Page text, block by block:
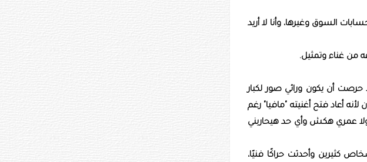
السوق وغيرها، وأنا لا أريد
من غناء وتمثيل.
حرصت أن يكون ورائي صور لكبار
أعاد فتح أغنيته "مافيا" رغم
عمري هكش وأي حد هيحاربني
كثيرين وأحدثت حراكًا فنيًا،